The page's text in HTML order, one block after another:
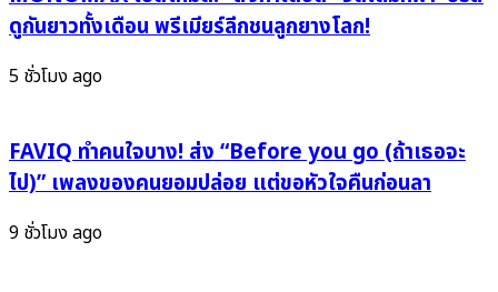
ทำ
แฟน
สั่น
แถม
ปัก
หมุด
วน์
แบบ
ดูกันยาวทั้งเดือน พรีเมียร์ลีกชนลูกยางโลก!
5 ชั่วโมง ago
FAVIQ ทำคนใจบาง! ส่ง “Before you go (ถ้าเธอจะ
ไป)” เพลงของคนยอมปล่อย แต่ขอหัวใจคืนก่อนลา
9 ชั่วโมง ago